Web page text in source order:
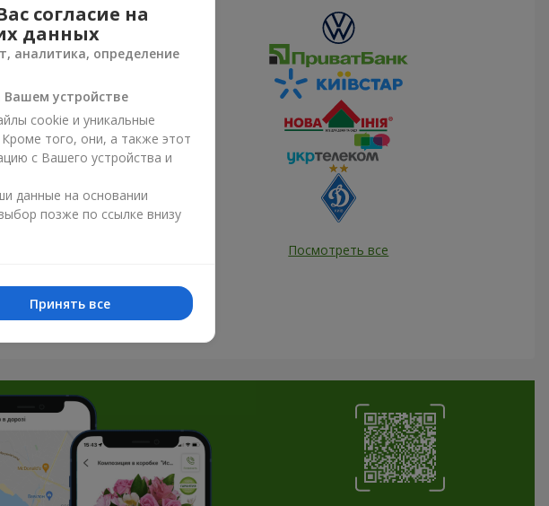
Посмотреть все
согласие на
данных
аналитика, определение
устройстве
cookie и уникальные
того, они, а также этот
с Вашего устройства и
данные на основании
позже по ссылке внизу
Принять все